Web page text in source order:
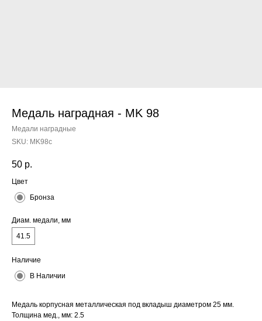
Медаль наградная - MK 98
Медали наградные
SKU: MK98c
50 р.
Цвет
Бронза
Диам. медали, мм
41.5
Наличие
В Наличии
Медаль корпусная металлическая под вкладыш диаметром 25 мм.
Толщина мед., мм: 2.5